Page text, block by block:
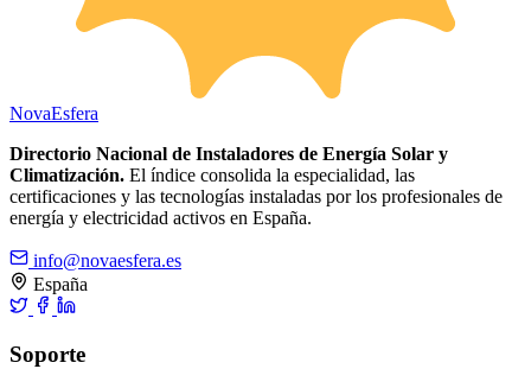
NovaEsfera
Directorio Nacional de Instaladores de Energía Solar y
Climatización. El índice consolida la especialidad, las
certificaciones y las tecnologías instaladas por los profesionales de
energía y electricidad activos en España.
info@novaesfera.es
España
Soporte